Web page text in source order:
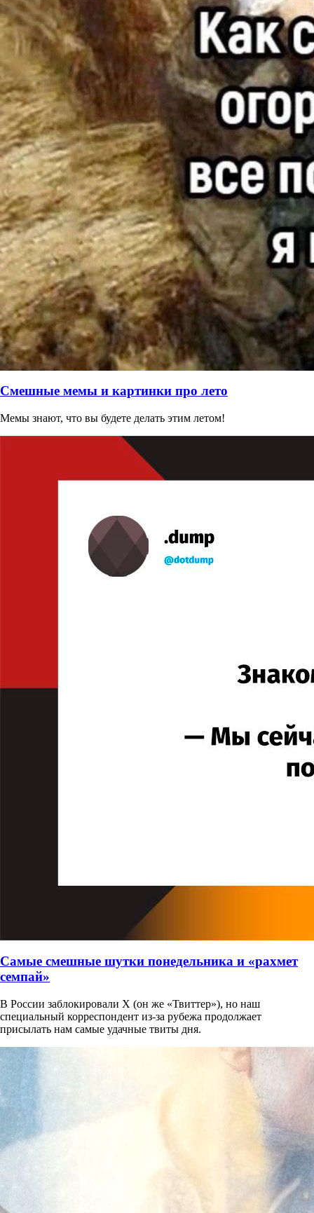
Смешные мемы и картинки про лето
Мемы знают, что вы будете делать этим летом!
Самые смешные шутки понедельника и «рахмет
семпай»
В России заблокировали X (он же «Твиттер»), но наш
специальный корреспондент из-за рубежа продолжает
присылать нам самые удачные твиты дня.